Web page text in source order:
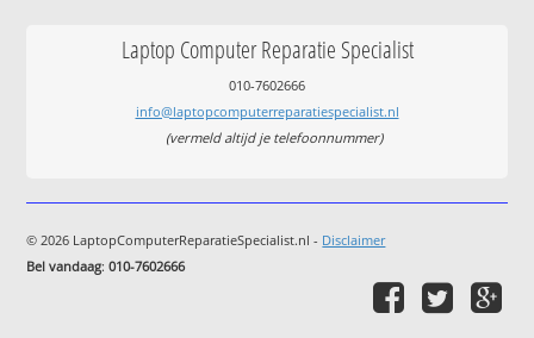
Laptop Computer Reparatie Specialist
010-7602666
info@laptopcomputerreparatiespecialist.nl
(vermeld altijd je telefoonnummer)
© 2026 LaptopComputerReparatieSpecialist.nl - Disclaimer
Bel vandaag:010-7602666